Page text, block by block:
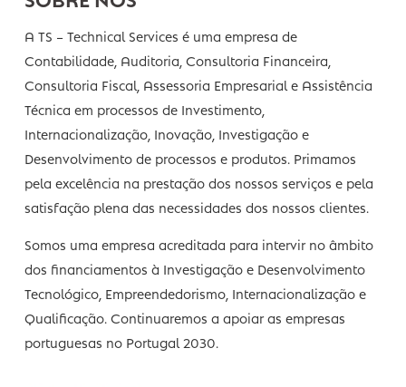
SOBRE NÓS
A TS – Technical Services é uma empresa de
Contabilidade, Auditoria, Consultoria Financeira,
Consultoria Fiscal, Assessoria Empresarial e
Técnica em processos de Investimento,
Internacionalização, Inovação, Investigação e
Desenvolvimento de processos e produtos. Primamos
pela excelência na prestação dos nossos serviços e
satisfação plena das necessidades dos nossos